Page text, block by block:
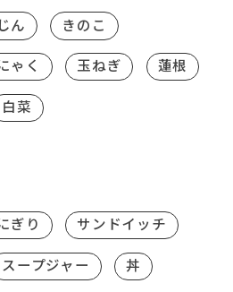
ん きのこ
ゃく 玉ねぎ 蓮根
白菜
ぎり サンドイッチ
スープジャー 丼